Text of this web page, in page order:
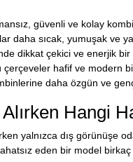
güvenli ve kolay
daha sıcak, yumuşak ve
dikkat çekici ve enerjik bir
çerçeveler hafif ve modern
daha özgün ve
Hangi
yalnızca dış görünüşe
eden bir model